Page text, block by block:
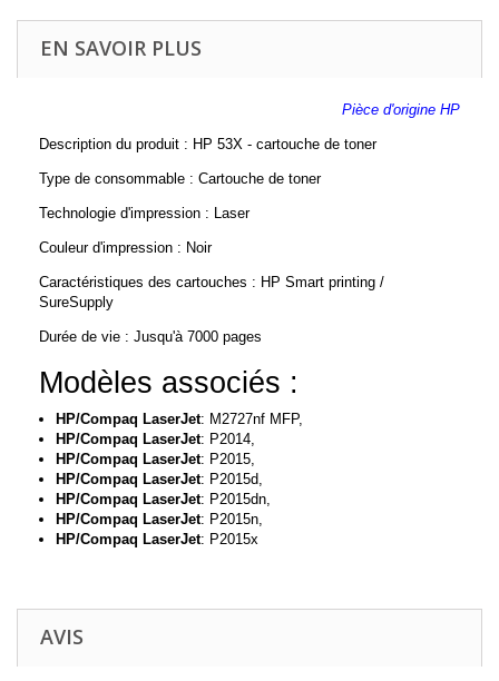
EN SAVOIR PLUS
Pièce d'origine HP
Description du produit : HP 53X - cartouche de toner
Type de consommable : Cartouche de toner
Technologie d'impression : Laser
Couleur d'impression : Noir
Caractéristiques des cartouches : HP Smart printing /
SureSupply
Durée de vie : Jusqu'à 7000 pages
Modèles associés :
HP/Compaq LaserJet: M2727nf MFP,
HP/Compaq LaserJet: P2014,
HP/Compaq LaserJet: P2015,
HP/Compaq LaserJet: P2015d,
HP/Compaq LaserJet: P2015dn,
HP/Compaq LaserJet: P2015n,
HP/Compaq LaserJet: P2015x
AVIS